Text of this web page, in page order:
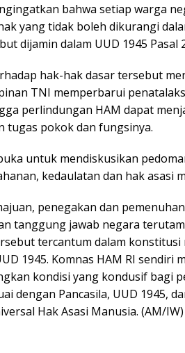
bahwa setiap warga
yang tidak boleh dikurangi
dijamin dalam UUD 1945 Pasal
hak-hak dasar tersebut
TNI memperbarui
perlindungan HAM dapat
tugas pokok dan fungsinya.
untuk mendiskusikan
kedaulatan dan hak asasi
penegakan dan
tanggung jawab negara
tercantum dalam konstitusi
1945. Komnas HAM RI sendiri
kondisi yang kondusif bagi
dengan Pancasila, UUD 1945,
Hak Asasi Manusia. (AM/IW)